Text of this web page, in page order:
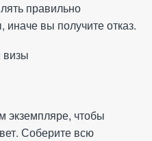
правильно
вы получите отказ.
экземпляре, чтобы
Соберите всю